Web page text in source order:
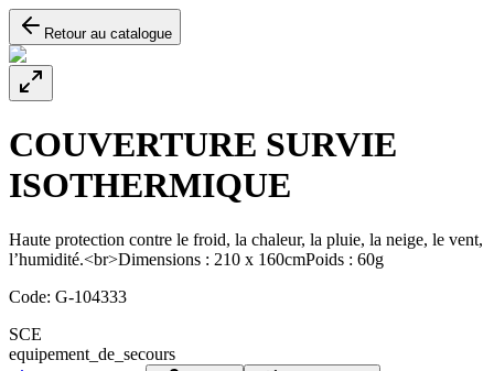
Retour au catalogue
COUVERTURE SURVIE
ISOTHERMIQUE
Haute protection contre le froid, la chaleur, la pluie, la neige, le vent,
l’humidité.<br>Dimensions : 210 x 160cmPoids : 60g
Code: G-104333
SCE
equipement_de_secours